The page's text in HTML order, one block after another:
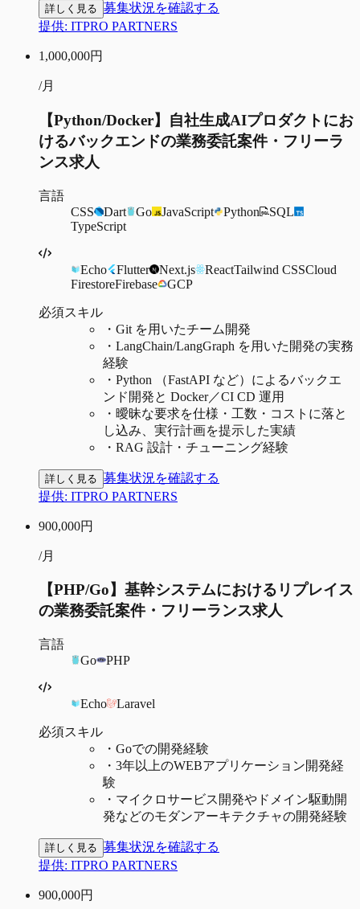
詳しく見る 募集状況を確認する
提供: ITPRO PARTNERS
1,000,000円
/月
【Python/Docker】自社生成AIプロダクトにお
けるバックエンドの業務委託案件・フリーラ
ンス求人
言語
CSS
Dart Go JavaScript Python
SQL
TypeScript
Echo Flutter Next.js ReactTailwind CSSCloud
FirestoreFirebase GCP
必須スキル
・ Git を用いたチーム開発
・ LangChain/LangGraph を用いた開発の実務
経験
・ Python （FastAPI など）によるバックエ
ンド開発と Docker／CI CD 運用
・ 曖昧な要求を仕様・工数・コストに落と
し込み、実行計画を提示した実績
・ RAG 設計・チューニング経験
詳しく見る 募集状況を確認する
提供: ITPRO PARTNERS
900,000円
/月
【PHP/Go】基幹システムにおけるリプレイス
の業務委託案件・フリーランス求人
言語
Go
PHP
Echo Laravel
必須スキル
・ Goでの開発経験
・ 3年以上のWEBアプリケーション開発経
験
・ マイクロサービス開発やドメイン駆動開
発などのモダンアーキテクチャの開発経験
詳しく見る 募集状況を確認する
提供: ITPRO PARTNERS
900,000円